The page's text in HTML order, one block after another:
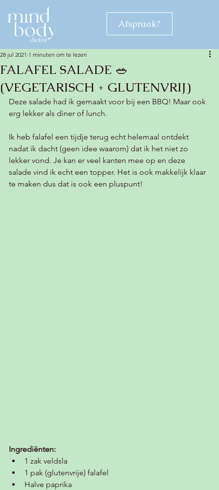
Afspraak?
FALAFEL SALADE 🥗
(VEGETARISCH + GLUTENVRIJ)
28 jul 2021 1 minuten om te lezen
Deze salade had ik gemaakt voor bij een BBQ! Maar ook
erg lekker als diner of lunch.
Ik heb falafel een tijdje terug echt helemaal ontdekt
nadat ik dacht (geen idee waarom) dat ik het niet zo
lekker vond. Je kan er veel kanten mee op en deze
salade vind ik echt een topper. Het is ook makkelijk klaar
te maken dus dat is ook een pluspunt!
Ingrediënten:
1 zak veldsla
1 pak (glutenvrije) falafel
Halve paprika